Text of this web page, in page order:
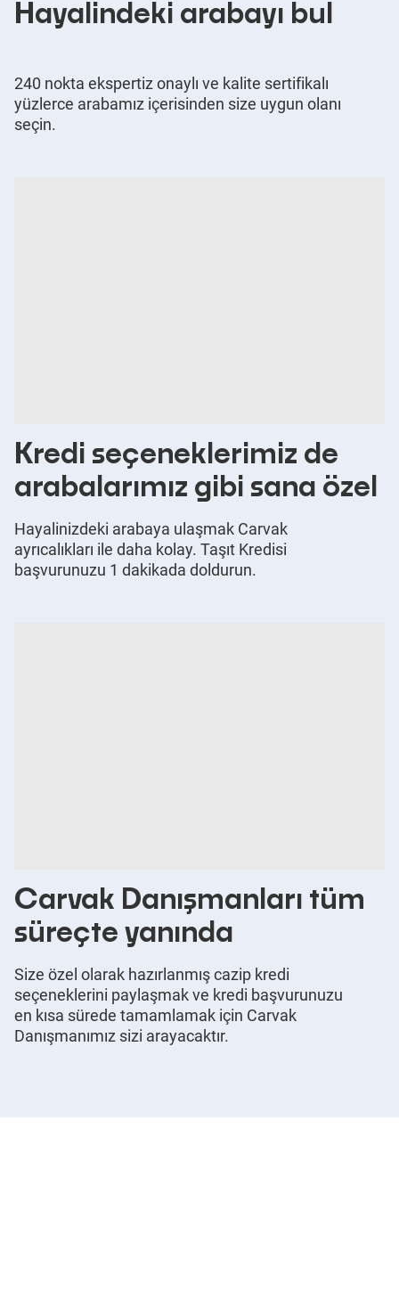
Hayalindeki arabayı bul
240 nokta ekspertiz onaylı ve kalite sertifikalı
yüzlerce arabamız içerisinden size uygun olanı
seçin.
Kredi seçeneklerimiz de
arabalarımız gibi sana özel
Hayalinizdeki arabaya ulaşmak Carvak
ayrıcalıkları ile daha kolay. Taşıt Kredisi
başvurunuzu 1 dakikada doldurun.
Carvak Danışmanları tüm
süreçte yanında
Size özel olarak hazırlanmış cazip kredi
seçeneklerini paylaşmak ve kredi başvurunuzu
en kısa sürede tamamlamak için Carvak
Danışmanımız sizi arayacaktır.